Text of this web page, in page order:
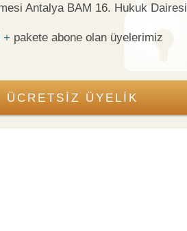
Antalya BAM 16. Hukuk Dairesi
+ pakete abone olan üyelerimiz
ÜCRETSİZ ÜYELİK